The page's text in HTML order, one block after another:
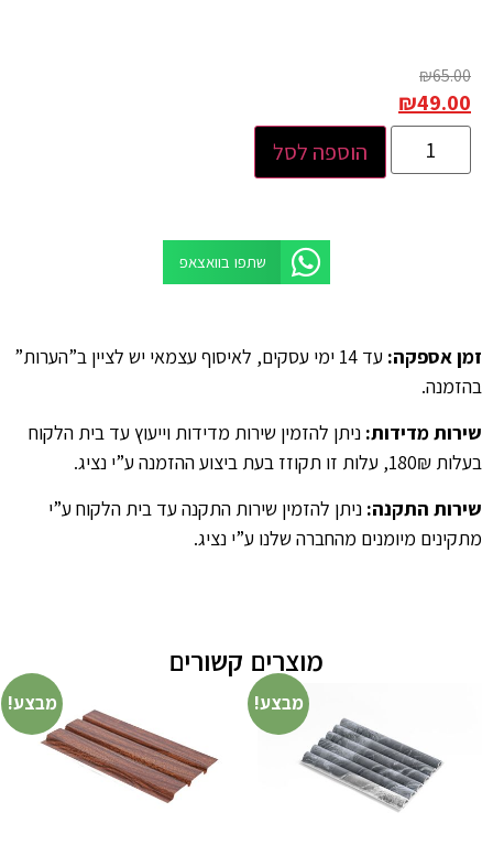
₪65.00
₪49.00
הוספה לסל
שתפו בוואצאפ
זמן אספקה:
עד 14 ימי עסקים, לאיסוף עצמאי יש לציין ב”הערות”
בהזמנה.
שירות מדידות: ניתן להזמין שירות מדידות וייעוץ עד בית הלקוח
בעלות 180₪, עלות זו תקוזז בעת ביצוע ההזמנה ע”י נציג.
שירות התקנה: ניתן להזמין שירות התקנה עד בית הלקוח ע”י
מתקינים מיומנים מהחברה שלנו ע”י נציג.
מוצרים קשורים
מבצע! מבצע!